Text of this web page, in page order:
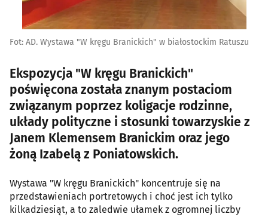
Fot: AD. Wystawa "W kręgu Branickich" w białostockim Ratuszu
Ekspozycja "W kręgu Branickich"
poświęcona została znanym postaciom
związanym poprzez koligacje rodzinne,
układy polityczne i stosunki towarzyskie z
Janem Klemensem Branickim oraz jego
żoną Izabelą z Poniatowskich.
Wystawa "W kręgu Branickich" koncentruje się na
przedstawieniach portretowych i choć jest ich tylko
kilkadziesiąt, a to zaledwie ułamek z ogromnej liczby